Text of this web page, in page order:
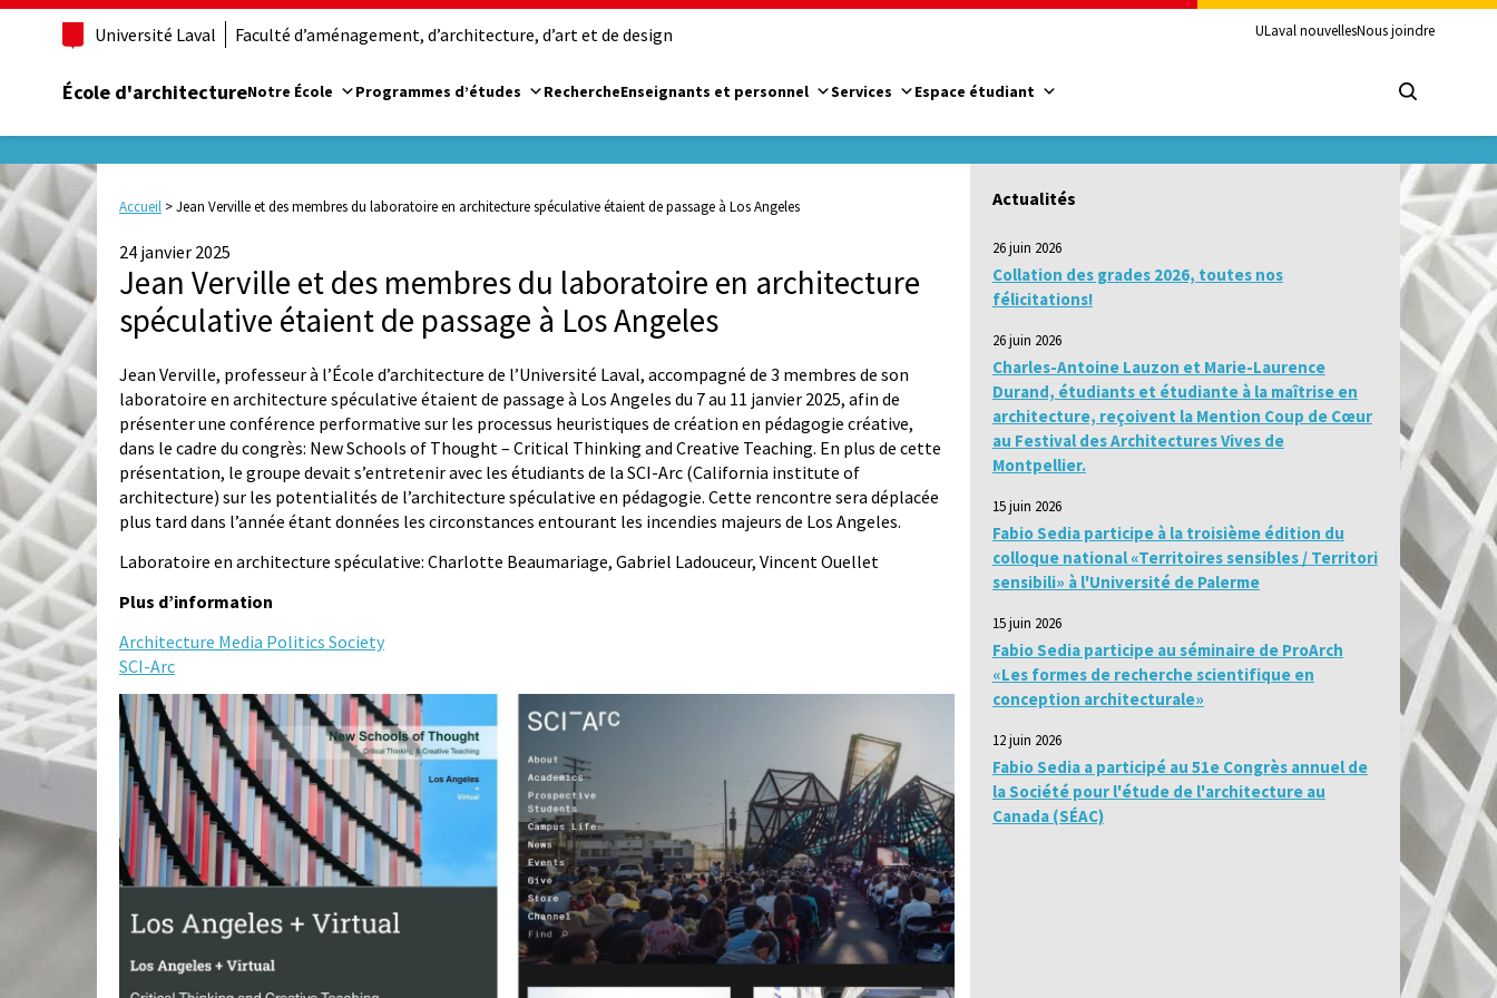
Université Laval Faculté d’aménagement, d’architecture, d’art et de design ULaval nouvellesNous joindre
École d'architectureNotre École Programmes d’études RechercheEnseignants et personnel Services Espace étudiant
Accueil >Jean Verville et des membres du laboratoire en architecture spéculative étaient de passage à Los Angeles
24 janvier 2025
Jean Verville et des membres du laboratoire en architecture
spéculative étaient de passage à Los Angeles
Jean Verville, professeur à l’École d’architecture de l’Université Laval, accompagné de 3 membres de son
laboratoire en architecture spéculative étaient de passage à Los Angeles du 7 au 11 janvier 2025, afin de
présenter une conférence performative sur les processus heuristiques de création en pédagogie créative,
dans le cadre du congrès: New Schools of Thought – Critical Thinking and Creative Teaching. En plus de cette
présentation, le groupe devait s’entretenir avec les étudiants de la SCI-Arc (California institute of
architecture) sur les potentialités de l’architecture spéculative en pédagogie. Cette rencontre sera déplacée
plus tard dans l’année étant données les circonstances entourant les incendies majeurs de Los Angeles.
Laboratoire en architecture spéculative: Charlotte Beaumariage, Gabriel Ladouceur, Vincent Ouellet
Plus d’information
Architecture Media Politics Society
SCI-Arc
Actualités
26 juin 2026
Collation des grades 2026, toutes nos
félicitations!
26 juin 2026
Charles-Antoine Lauzon et Marie-Laurence
Durand, étudiants et étudiante à la maîtrise en
architecture, reçoivent la Mention Coup de Cœur
au Festival des Architectures Vives de
Montpellier.
15 juin 2026
Fabio Sedia participe à la troisième édition du
colloque national «Territoires sensibles / Territori
sensibili» à l'Université de Palerme
15 juin 2026
Fabio Sedia participe au séminaire de ProArch
«Les formes de recherche scientifique en
conception architecturale»
12 juin 2026
Fabio Sedia a participé au 51e Congrès annuel de
la Société pour l'étude de l'architecture au
Canada (SÉAC)